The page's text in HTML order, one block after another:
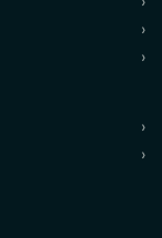
›
›
›
›